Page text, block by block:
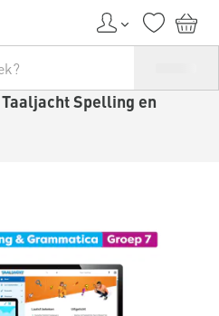
Spelling en